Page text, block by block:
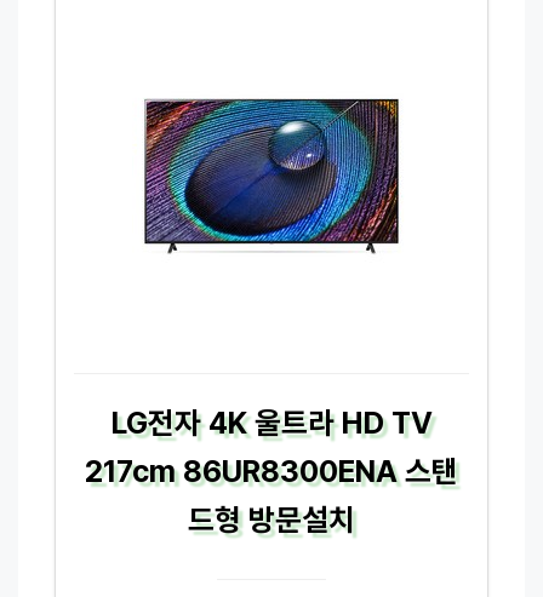
LG전자 4K 울트라 HD TV
217cm 86UR8300ENA 스탠
드형 방문설치